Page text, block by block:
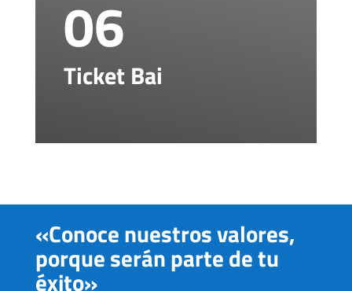
06
Ticket Bai
«Conoce nuestros valores,
porque serán parte de tu
éxito»